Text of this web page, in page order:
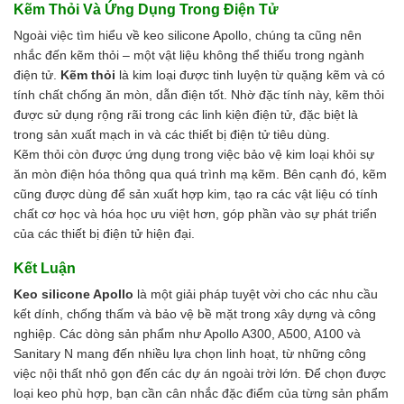
Kẽm Thỏi Và Ứng Dụng Trong Điện Tử
Ngoài việc tìm hiểu về keo silicone Apollo, chúng ta cũng nên
nhắc đến kẽm thỏi – một vật liệu không thể thiếu trong ngành
điện tử. Kẽm thỏi là kim loại được tinh luyện từ quặng kẽm và có
tính chất chống ăn mòn, dẫn điện tốt. Nhờ đặc tính này, kẽm thỏi
được sử dụng rộng rãi trong các linh kiện điện tử, đặc biệt là
trong sản xuất mạch in và các thiết bị điện tử tiêu dùng.
Kẽm thỏi còn được ứng dụng trong việc bảo vệ kim loại khỏi sự
ăn mòn điện hóa thông qua quá trình mạ kẽm. Bên cạnh đó, kẽm
cũng được dùng để sản xuất hợp kim, tạo ra các vật liệu có tính
chất cơ học và hóa học ưu việt hơn, góp phần vào sự phát triển
của các thiết bị điện tử hiện đại.
Kết Luận
Keo silicone Apollo là một giải pháp tuyệt vời cho các nhu cầu
kết dính, chống thấm và bảo vệ bề mặt trong xây dựng và công
nghiệp. Các dòng sản phẩm như Apollo A300, A500, A100 và
Sanitary N mang đến nhiều lựa chọn linh hoạt, từ những công
việc nội thất nhỏ gọn đến các dự án ngoài trời lớn. Để chọn được
loại keo phù hợp, bạn cần cân nhắc đặc điểm của từng sản phẩm